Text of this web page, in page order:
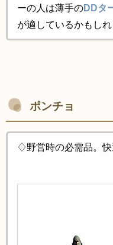
ーの人は薄手のDDタ
が適しているかもしれ
ポンチョ
♢野営時の必需品。